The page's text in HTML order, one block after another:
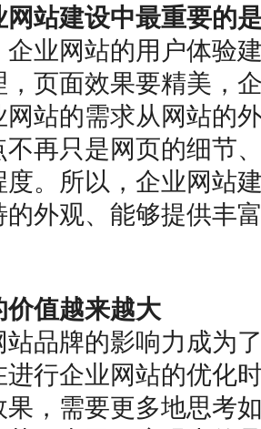
网站建设中最重要的
企业网站的用户体验
，页面效果要精美，
网站的需求从网站的
不再只是网页的细节
度。所以，企业网站
的外观、能够提供丰
价值越来越大
站品牌的影响力成为
进行企业网站的优化
果，需要更多地思考